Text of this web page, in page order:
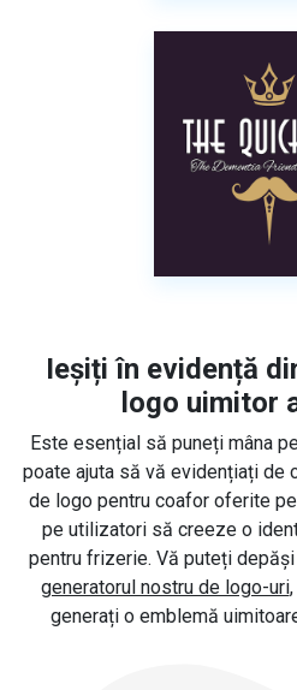
Ieșiți în evidență
logo uimitor
Este esențial să puneți mâna
poate ajuta să vă evidențiați de
de logo pentru coafor oferite
pe utilizatori să creeze o
pentru frizerie. Vă puteți
generatorul nostru de logo-uri
generați o emblemă